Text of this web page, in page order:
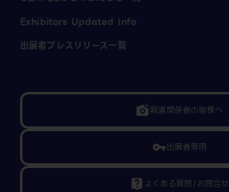
Exhibitors Updated Info
出展者プレスリリース一覧
linked_camera報道関係者の皆様へ
vpn_key出展者専用
live_help よくある質問/お問合せ